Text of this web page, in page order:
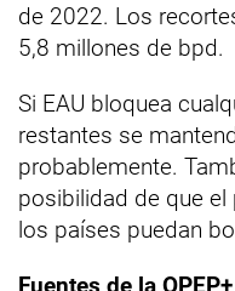
de 2022. Los
5,8 millones de bpd.
Si EAU bloquea
restantes se
probablemente.
posibilidad de que
los países puedan